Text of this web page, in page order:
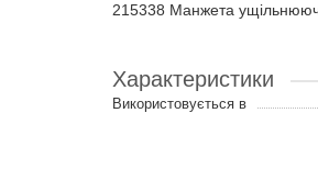
215338 Манжета
Характеристики
Використовується в